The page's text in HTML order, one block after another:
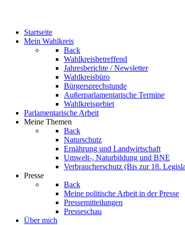
Startseite
Mein Wahlkreis
Back
Wahlkreisbetreffend
Jahresberichte / Newsletter
Wahlkreisbüro
Bürgersprechstunde
Außerparlamentarische Termine
Wahlkreisgebiet
Parlamentarische Arbeit
Meine Themen
Back
Naturschutz
Ernährung und Landwirtschaft
Umwelt-, Naturbildung und BNE
Verbraucherschutz (Bis zur 18.
Presse
Back
Meine politische Arbeit in der Presse
Pressemitteilungen
Presseschau
Über mich